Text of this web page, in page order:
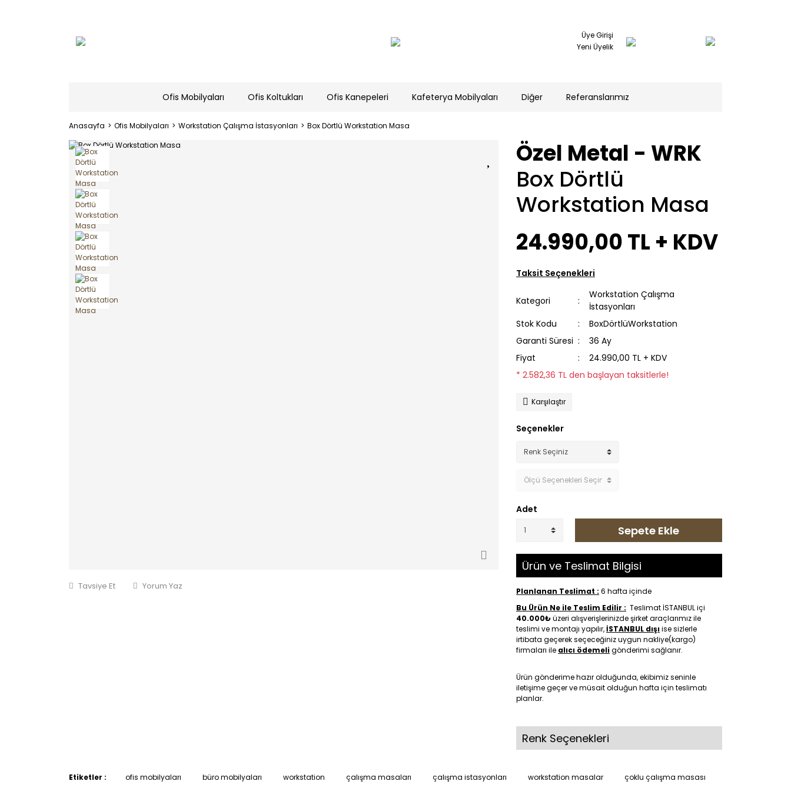
Üye Girişi
Yeni Üyelik
Ofis Mobilyaları Ofis Koltukları Ofis Kanepeleri Kafeterya Mobilyaları Diğer Referanslarımız
Anasayfa Ofis Mobilyaları Workstation Çalışma İstasyonları Box Dörtlü Workstation Masa
Tavsiye Et Yorum Yaz
Özel Metal - WRK
Box Dörtlü
Workstation Masa
24.990,00 TL + KDV
Taksit Seçenekleri
Kategori
Workstation Çalışma
İstasyonları
Stok Kodu
BoxDörtlüWorkstation
Garanti Süresi
36 Ay
Fiyat
24.990,00 TL + KDV
* 2.582,36 TL den başlayan taksitlerle!
Karşılaştır
Seçenekler
Adet
Sepete Ekle
Ürün ve Teslimat Bilgisi
Planlanan Teslimat : 6 hafta içinde
Bu Ürün Ne ile Teslim Edilir : Teslimat İSTANBUL içi
40.000₺üzeri alışverişlerinizde şirket araçlarımız ile
teslimi ve montajı yapılır,İSTANBUL dışıise sizlerle
irtibata geçerek seçeceğiniz uygun nakliye(kargo)
firmaları ile alıcı ödemeligönderimi sağlanır.
Ürün gönderime hazır olduğunda, ekibimiz seninle
iletişime geçer ve müsait olduğun hafta için teslimatı
planlar.
Renk Seçenekleri
Etiketler : ofis mobilyaları büro mobilyaları workstation çalışma masaları çalışma istasyonları workstation masalar
çoklu çalışma masası